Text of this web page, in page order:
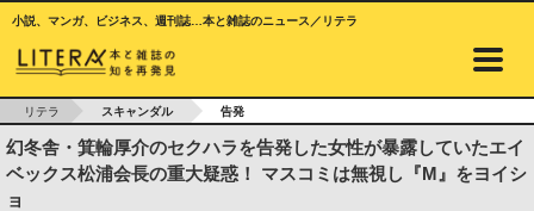
小説、マンガ、ビジネス、週刊誌…本と雑誌のニュース／リテラ
リテラ スキャンダル 告発
幻冬舎・箕輪厚介のセクハラを告発した女性が暴露していたエイ
ベックス松浦会長の重大疑惑！ マスコミは無視し『M』をヨイシ
ョ